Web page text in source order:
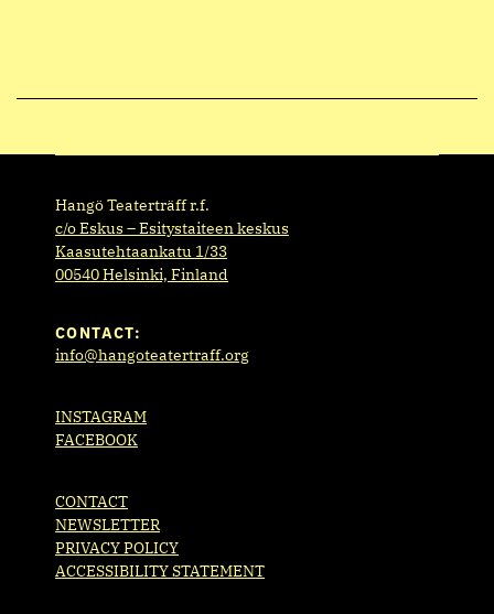
Hangö Teaterträff r.f.
c/o Eskus – Esitystaiteen keskus
Kaasutehtaankatu 1/33
00540 Helsinki, Finland
CONTACT:
info@hangoteatertraff.org
INSTAGRAM
FACEBOOK
CONTACT
NEWSLETTER
PRIVACY POLICY
ACCESSIBILITY STATEMENT